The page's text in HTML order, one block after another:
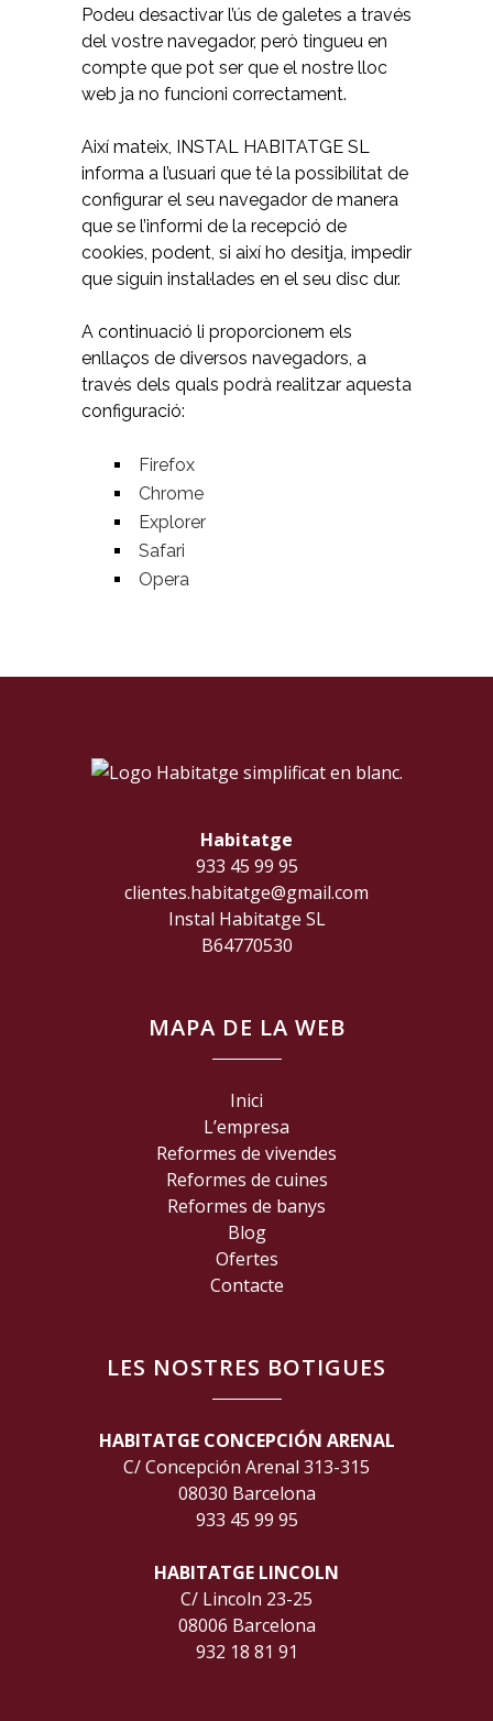
Podeu desactivar l’ús de galetes a través
del vostre navegador, però tingueu en
compte que pot ser que el nostre lloc
web ja no funcioni correctament.
Així mateix, INSTAL HABITATGE SL
informa a l’usuari que té la possibilitat de
configurar el seu navegador de manera
que se l’informi de la recepció de
cookies, podent, si així ho desitja, impedir
que siguin instal·lades en el seu disc dur.
A continuació li proporcionem els
enllaços de diversos navegadors, a
través dels quals podrà realitzar aquesta
configuració:
Firefox
Chrome
Explorer
Safari
Opera
Habitatge
933 45 99 95
clientes.habitatge@gmail.com
Instal Habitatge SL
B64770530
MAPA DE LA WEB
Inici
L’empresa
Reformes de vivendes
Reformes de cuines
Reformes de banys
Blog
Ofertes
Contacte
LES NOSTRES BOTIGUES
HABITATGE CONCEPCIÓN ARENAL
C/ Concepción Arenal 313-315
08030 Barcelona
933 45 99 95
HABITATGE LINCOLN
C/ Lincoln 23-25
08006 Barcelona
932 18 81 91